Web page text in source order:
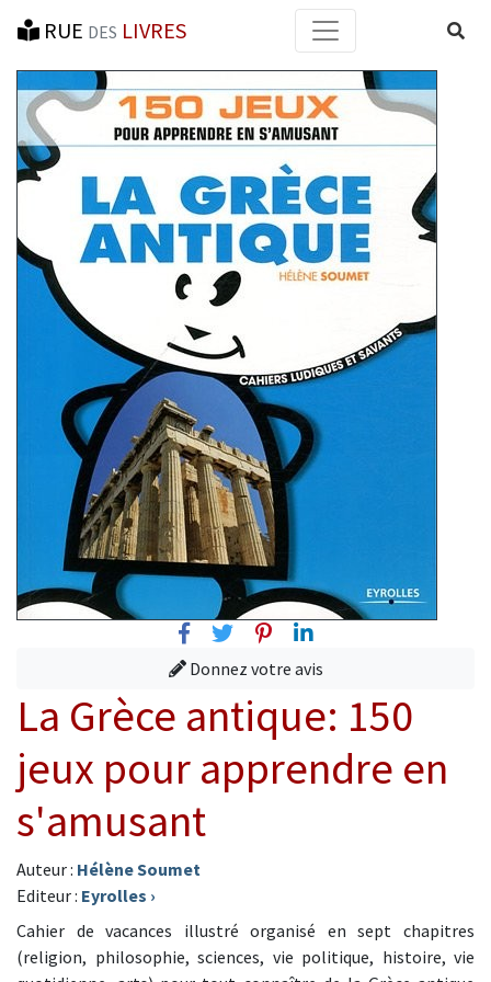
RUE DES LIVRES
FacebookTwitterPinterest
Linkedin
Donnez votre avis
La Grèce antique: 150
jeux pour apprendre en
s'amusant
Auteur : Hélène Soumet
Editeur : Eyrolles ›
Cahier de vacances illustré organisé en sept chapitres
(religion, philosophie, sciences, vie politique, histoire, vie